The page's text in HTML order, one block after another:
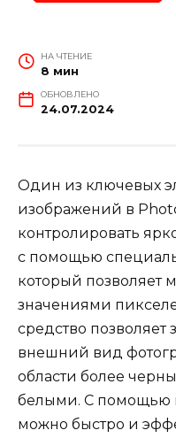
НА ЧТЕНИЕ
8 мин
ОБНОВЛЕНО
24.07.2024
Один из ключевых
изображений в
контролировать
с помощью
который позволяет
значениями
средство позволяет
внешний вид
области более
белыми. С помощью
можно быстро и